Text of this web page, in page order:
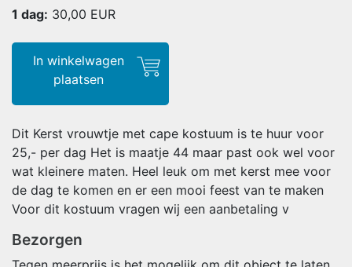
1 dag: 30,00 EUR
In winkelwagen
plaatsen
Dit Kerst vrouwtje met cape kostuum is te huur voor
25,- per dag Het is maatje 44 maar past ook wel voor
wat kleinere maten. Heel leuk om met kerst mee voor
de dag te komen en er een mooi feest van te maken
Voor dit kostuum vragen wij een aanbetaling v
Bezorgen